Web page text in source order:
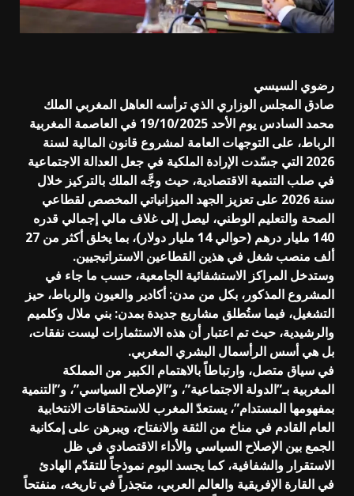
رضوي السيسي
صادق المجلس الوزاري الذي ترأسه العاهل المغربي الملك
محمد السادس يوم الأحد 19/10/2025 في العاصمة المغربية
الرباط، على التوجهات العامة لمشروع قانون المالية لسنة
2026 التي جسّدت الإرادة الملكية في جعل العدالة الاجتماعية
في صلب التنمية الاقتصادية، حيث وجَّه الملك بالتركيز خلال
سنة 2026 على تعزيز الجهد الميزانياتي المخصص لقطاعي
الصحة والتعليم الوطني، ليصل إلى غلاف مالي إجمالي قدره
140 مليار درهم (حوالي 14 مليار دولار)، بما يخلق أكثر من 27
ألف منصب شغل في هذين القطاعين الاستراتيجيين.
وستدخل المراكز الاستشفائية الجامعية، حسب ما جاء في
المشروع المذكور، بكل من مدن: أكادير والعيون والرباط، حيز
التشغيل، فيما ستُطلق مشاريع جديدة بمدن: بني ملال وكلميم
والرشيدية، حيث تم اعتبار أن ‏‎هذه الاستثمارات ليست نفقات،
بل هي أسس الرأسمال البشري المغربي.
في سياق متصل، وارتباطاً بالاهتمام الكبير من المملكة
المغربية ‏‎بـ”الدولة الاجتماعية”، و”الإصلاح السياسي”، و”التنمية
بمفهومها المستدام”، يستعدّ المغرب للاستحقاقات الانتخابية
العام القادم في مناخ من الثقة والانفتاح، ويبرهن على إمكانية
الجمع بين الإصلاح السياسي والأداء الاقتصادي في ظل
الاستقرار والشفافية، كما يجسد اليوم نموذجاً للتقدّم الهادئ
في القارة الإفريقية والعالم العربي، متجذراً في تاريخه، منفتحاً